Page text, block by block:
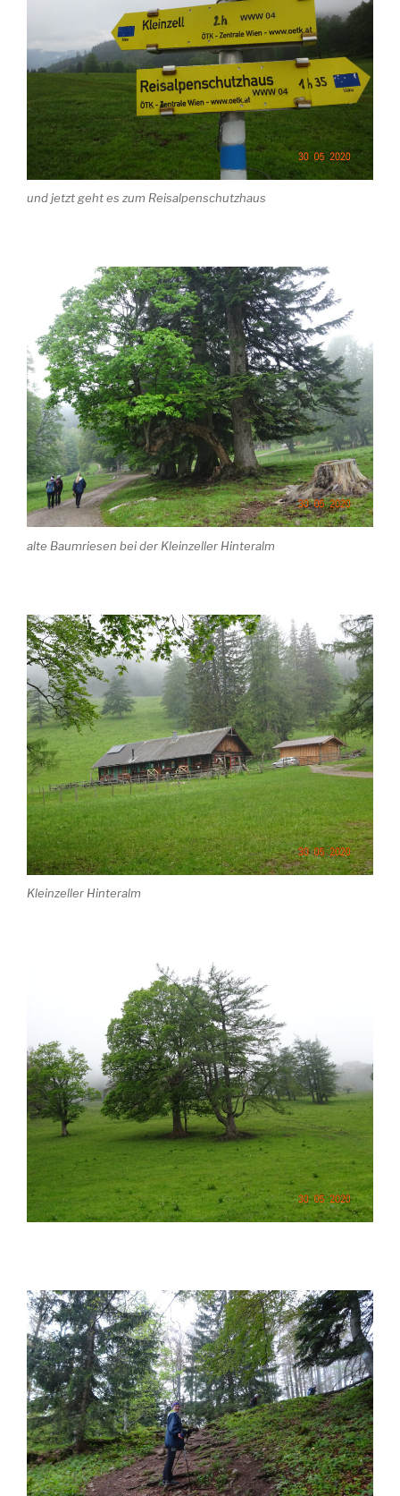
und jetzt geht es zum Reisalpenschutzhaus
alte Baumriesen bei der Kleinzeller Hinteralm
Kleinzeller Hinteralm